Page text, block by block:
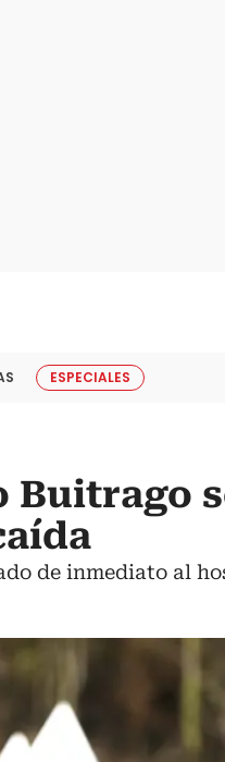
ESPECIALES
Buitrago
de inmediato al